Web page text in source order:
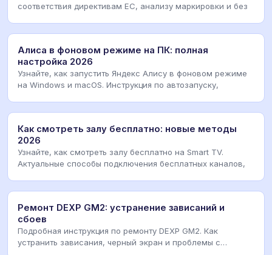
соответствия директивам ЕС, анализу маркировки и без
Алиса в фоновом режиме на ПК: полная
настройка 2026
Узнайте, как запустить Яндекс Алису в фоновом режиме
на Windows и macOS. Инструкция по автозапуску,
Как смотреть залу бесплатно: новые методы
2026
Узнайте, как смотреть залу бесплатно на Smart TV.
Актуальные способы подключения бесплатных каналов,
Ремонт DEXP GM2: устранение зависаний и
сбоев
Подробная инструкция по ремонту DEXP GM2. Как
устранить зависания, черный экран и проблемы с